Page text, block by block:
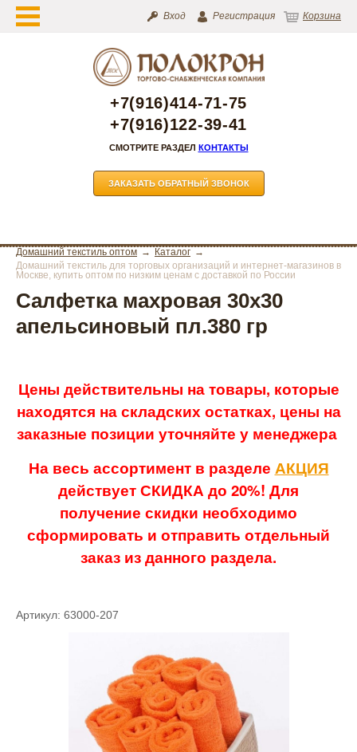
Вход Регистрация Корзина
+7(916)414-71-75
+7(916)122-39-41
СМОТРИТЕ РАЗДЕЛ КОНТАКТЫ
ЗАКАЗАТЬ ОБРАТНЫЙ ЗВОНОК
Домашний текстиль оптом
Каталог
Домашний текстиль для торговых организаций и интернет-магазинов в
Москве, купить оптом по низким ценам с доставкой по России
Салфетка махровая 30х30
апельсиновый пл.380 гр
Цены действительны на товары, которые
находятся на складских остатках, цены на
заказные позиции уточняйте у менеджера
На весь ассортимент в разделе АКЦИЯ
действует СКИДКА до 20%! Для
получение скидки необходимо
сформировать и отправить отдельный
заказ из данного раздела.
Артикул: 63000-207